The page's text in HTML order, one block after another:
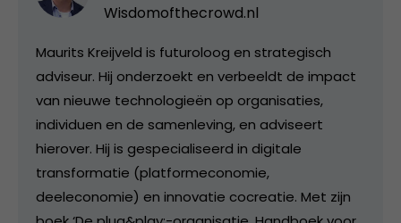
Wisdomofthecrowd.nl
Maurits Kreijveld is futuroloog en strategisch
adviseur. Hij onderzoekt en verbeeldt de impact
van nieuwe technologieën op organisaties,
individuen en de samenleving, en adviseert
hierover. Hij is gespecialiseerd in digitale
transformatie (platformeconomie,
deeleconomie) en innovatie cocreatie. Met zijn